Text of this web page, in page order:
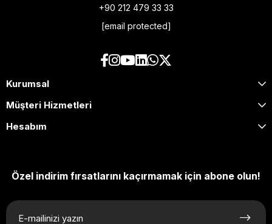
+90 212 479 33 33
[email protected]
Kurumsal
Müşteri Hizmetleri
Hesabım
Özel indirim fırsatlarını kaçırmamak için abone olun!